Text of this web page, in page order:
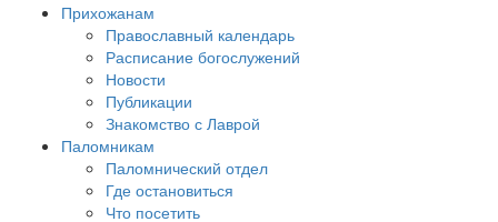
Прихожанам
Православный календарь
Расписание богослужений
Новости
Публикации
Знакомство с Лаврой
Паломникам
Паломнический отдел
Где остановиться
Что посетить